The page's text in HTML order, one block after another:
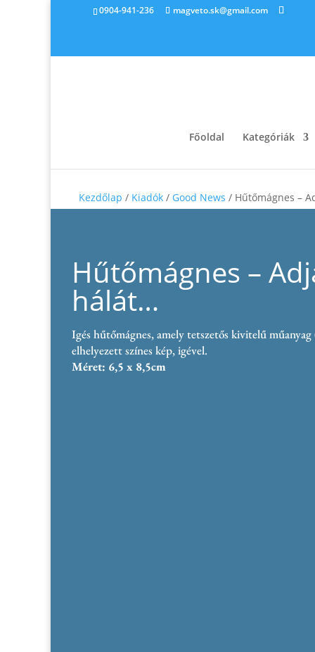
0904-941-236 magveto.sk@gmail.com
Főoldal Kategóriák
Kezdőlap / Kiadók / Good News / Hűtőmágnes –
Hűtőmágnes –
hálát…
Igés hűtőmágnes, amely tetszetős kivitelű
elhelyezett színes kép, igével.
Méret: 6,5 x 8,5cm